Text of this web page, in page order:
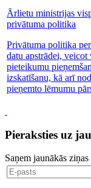
Ārlietu ministrijas
privātuma politika
Privātuma politika
datu apstrādei, veicot
pieteikumu
izskatīšanu, kā arī
pieņemto lēmumu
Pieraksties uz
Saņem jaunākās